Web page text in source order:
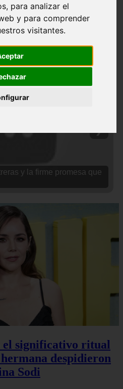
para analizar el
y para comprender
visitantes.
que
impactantes y mucho mas
y la firme promesa que
el significativo ritual
despidieron
Sodi